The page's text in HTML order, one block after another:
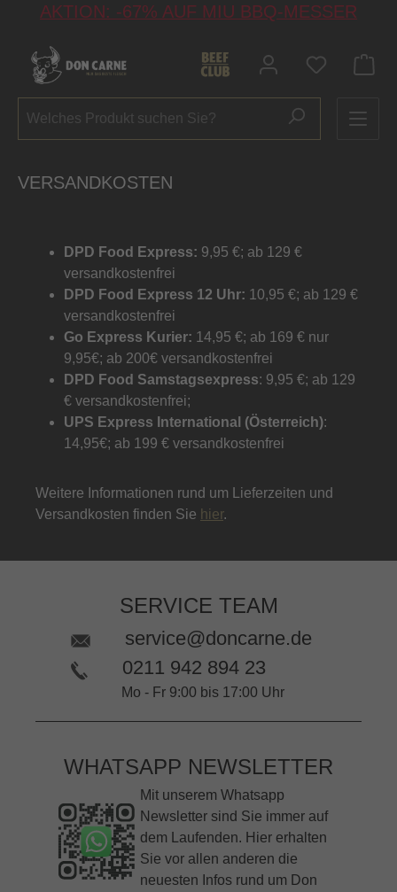
springen
AKTION: -67% AUF MIU BBQ-MESSER
Du hast 0
VERSANDKOSTEN
DPD Food Express: 9,95 €; ab 129 €
versandkostenfrei
DPD Food Express 12 Uhr: 10,95 €; ab 129 €
versandkostenfrei
Go Express Kurier: 14,95 €; ab 169 € nur
9,95€; ab 200€ versandkostenfrei
DPD Food Samstagsexpress: 9,95 €; ab 129
€ versandkostenfrei;
UPS Express International (Österreich):
14,95€; ab 199 € versandkostenfrei
Weitere Informationen rund um Lieferzeiten und
Versandkosten finden Sie hier.
SERVICE TEAM
service@doncarne.de
0211 942 894 23
Mo - Fr 9:00 bis 17:00 Uhr
WHATSAPP NEWSLETTER
Mit unserem Whatsapp
Newsletter sind Sie immer auf
dem Laufenden. Hier erhalten
Sie vor allen anderen die
neuesten Infos rund um Don